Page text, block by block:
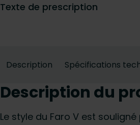
Texte de prescription
Description Spécifications
Description du
Le style du Faro V est